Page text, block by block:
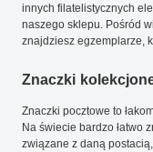
innych filatelistycznych
naszego sklepu. Pośród
znajdziesz egzemplarze,
Znaczki
Znaczki pocztowe to
Na świecie bardzo łatwo
związane z daną